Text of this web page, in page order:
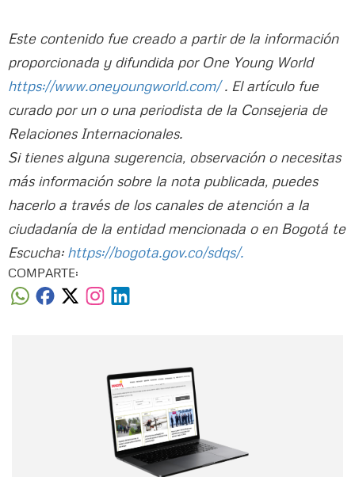
Este contenido fue creado a partir de la información
proporcionada y difundida por One Young World
https://www.oneyoungworld.com/. El artículo fue
curado por un o una periodista de la Consejeria de
Relaciones Internacionales.
Si tienes alguna sugerencia, observación o necesitas
más información sobre la nota publicada, puedes
hacerlo a través de los canales de atención a la
ciudadanía de la entidad mencionada o en Bogotá te
Escucha: https://bogota.gov.co/sdqs/.
COMPARTE:
Correo electrónico
Tipo de comentario